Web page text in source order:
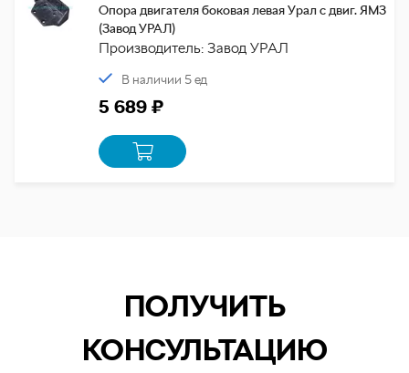
Опора двигателя боковая левая Урал с двиг. ЯМЗ
(Завод УРАЛ)
Производитель: Завод УРАЛ
В наличии 5 ед
5 689 ₽
ПОЛУЧИТЬ
КОНСУЛЬТАЦИЮ